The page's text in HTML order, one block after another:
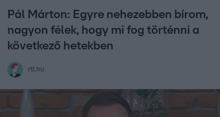
Pál Márton: Egyre nehezebben bírom,
nagyon félek, hogy mi fog történni a
következő hetekben
rtl.hu